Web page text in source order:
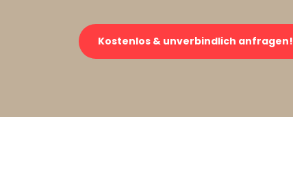
Kostenlos & unverbindlich anfragen!